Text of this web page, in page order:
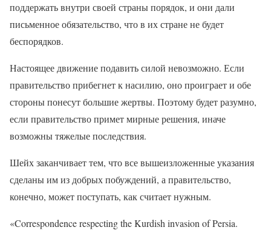
поддержать внутри своей страны порядок, и они дали
письменное обязательство, что в их стране не будет
беспорядков.
Настоящее движение подавить силой невозможно. Если
правительство прибегнет к насилию, оно проиграет и обе
стороны понесут большие жертвы. Поэтому будет разумно,
если правительство примет мирные решения, иначе
возможны тяжелые последствия.
Шейх заканчивает тем, что все вышеизложенные указания
сделаны им из добрых побуждений, а правительство,
конечно, может поступать, как считает нужным.
«Correspondence respecting the Kurdish invasion of Persia.